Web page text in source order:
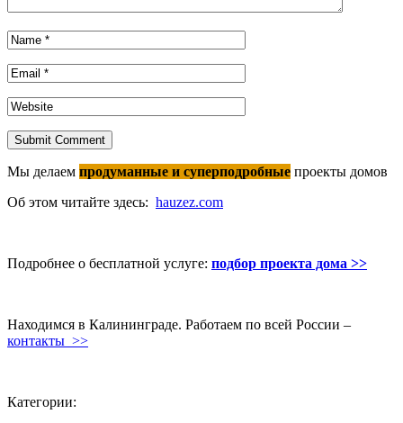
Submit Comment
Мы делаем продуманные и суперподробные проекты домов
Об этом читайте здесь: hauzez.com
Подробнее о бесплатной услуге: подбор проекта дома >>
Находимся в Калининграде. Работаем по всей России –
контакты >>
Категории: